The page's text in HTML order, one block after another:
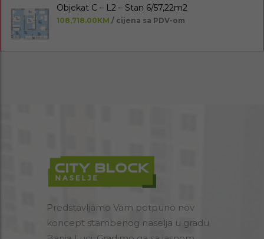
Objekat C – L2 – Stan 6/57,22m2
108,718.00KM / cijena sa PDV-om
Predstavljamo Vam potpuno nov
koncept stambenog naselja u gradu